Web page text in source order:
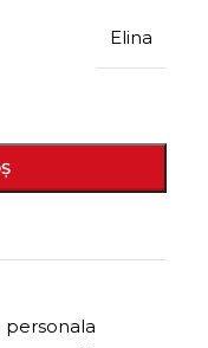
Elina
personala